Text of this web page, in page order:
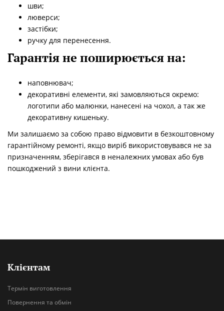
шви;
люверси;
застібки;
ручку для перенесення.
Гарантія не поширюється на:
наповнювач;
декоративні елементи, які замовляються окремо:
логотипи або малюнки, нанесені на чохол, а так же
декоративну кишеньку.
Ми залишаємо за собою право відмовити в безкоштовному
гарантійному ремонті, якщо виріб використовувався не за
призначенням, зберігався в неналежних умовах або був
пошкоджений з вини клієнта.
Клієнтам
Термін виготовлення
Повернення та обмін